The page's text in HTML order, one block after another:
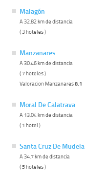
Malagón
A 32.82 km de distancia
( 3 hoteles )
Manzanares
A 30.46 km de distancia
( 7 hoteles )
Valoracion Manzanares8.1
Moral De Calatrava
A 13.04 km de distancia
( 1 hotel )
Santa Cruz De Mudela
A 34.7 km de distancia
( 5 hoteles )